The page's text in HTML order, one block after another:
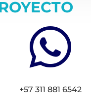

+57 311 881 6542